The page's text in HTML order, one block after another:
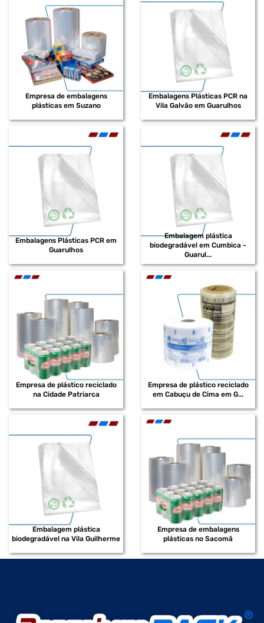
Empresa de embalagens
plásticas em Suzano
Embalagens Plásticas PCR na
Vila Galvão em Guarulhos
Embalagens Plásticas PCR em
Guarulhos
Embalagem plástica
biodegradável em Cumbica -
Guarul...
Empresa de plástico reciclado
na Cidade Patriarca
Empresa de plástico reciclado
em Cabuçu de Cima em G...
Embalagem plástica
biodegradável na Vila Guilherme
Empresa de embalagens
plásticas no Sacomã